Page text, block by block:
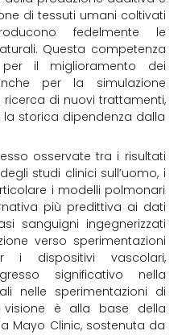
di tessuti umani coltivati
fedelmente le
Questa competenza
il miglioramento dei
per la simulazione
di nuovi trattamenti,
storica dipendenza dalla
osservate tra i risultati
studi clinici sull’uomo, i
i modelli polmonari
più predittiva ai dati
sanguigni ingegnerizzati
verso sperimentazioni
i dispositivi vascolari,
significativo nella
nelle sperimentazioni di
visione è alla base della
Mayo Clinic, sostenuta da